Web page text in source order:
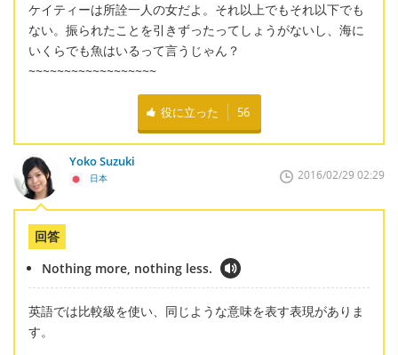
ケイティーは所詮一人の女だよ。それ以上でもそれ以下でも
ない。振られたことを引きずったってしょうがないし、海に
いくらでも魚はいるって言うじゃん？
~~~~~~~~~~~~~~~~~~
役に立った 56
Yoko Suzuki
日本 2016/02/29 02:29
回答
Nothing more, nothing less.
英語では比較級を使い、同じような意味を表す表現がありま
す。